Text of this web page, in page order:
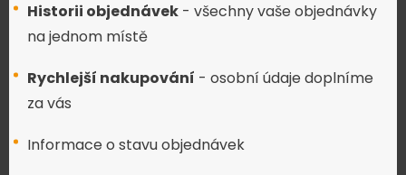
Historii objednávek - všechny vaše objednávky
na jednom místě
Rychlejší nakupování - osobní údaje doplníme
za vás
Informace o stavu objednávek